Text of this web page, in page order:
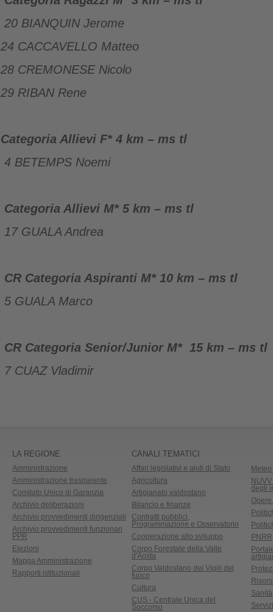
20 BIANQUIN Jerome
24 CACCAVELLO Matteo
28 CREMONESE Nicolo
29 RIBAN Rene
Categoria Allievi F* 4 km – ms tl
4 BETEMPS Noemi
Categoria Allievi M* 5 km – ms tl
17 GUALA Andrea
CR Categoria Aspiranti M* 10 km – ms tl
5 GUALA Marco
CR Categoria Senior/Junior M* 15 km – ms tl
7 CUAZ Vladimir
LA REGIONE
Amministrazione
Amministrazione trasparente
Comitato Unico di Garanzia
Archivio deliberazioni
Archivio provvedimenti dirigenziali
Archivio provvedimenti funzionari
PPR
Elezioni
Mappa Amministrazione
Rapporti istituzionali
CANALI TEMATICI
Affari legislativi e aiuti di Stato
Agricoltura
Artigianato valdostano
Bilancio e finanze
Contratti pubblici,
Programmazione e Osservatorio
Cooperazione allo sviluppo
Corpo Forestale della Valle
d'Aosta
Corpo Valdostano dei Vigili del
fuoco
Cultura
CUS - Centrale Unica del
Soccorso
degli
PNRR
Sanità